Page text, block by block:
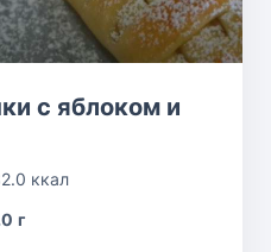
с яблоком и
ккал
г